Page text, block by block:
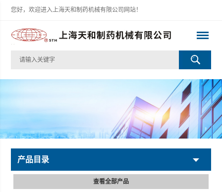
您好，欢迎进入上海天和制药机械有限公司网站！
产品目录
查看全部产品